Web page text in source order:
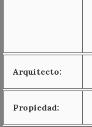
Arquitecto:
Propiedad: